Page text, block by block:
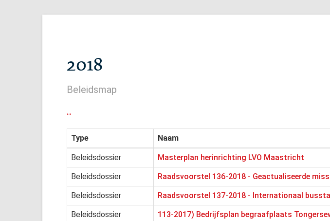
2018
Beleidsmap
..
Type Naam
Beleidsdossier Masterplan herinrichting LVO Maastricht
Beleidsdossier Raadsvoorstel 136-2018 - Geactualiseerde
Beleidsdossier Raadsvoorstel 137-2018 - Internationaal
Beleidsdossier 113-2017) Bedrijfsplan begraafplaats